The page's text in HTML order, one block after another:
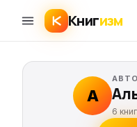
Книгизм
А
6